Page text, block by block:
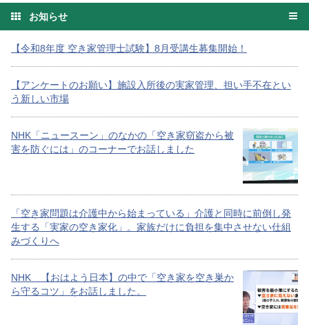
お知らせ
【令和8年度 空き家管理士試験】8月受講生募集開始！
【アンケートのお願い】施設入所後の実家管理、担い手不在とい
う新しい市場
NHK「ニュースーン」のなかの「空き家窃盗から被
害を防ぐには」のコーナーでお話しました
「空き家問題は介護中から始まっている」介護と同時に前倒し発
生する「実家の空き家化」。家族だけに負担を集中させない仕組
みづくりへ
NHK 【おはよう日本】の中で「空き家を空き巣か
ら守るコツ」をお話しました。